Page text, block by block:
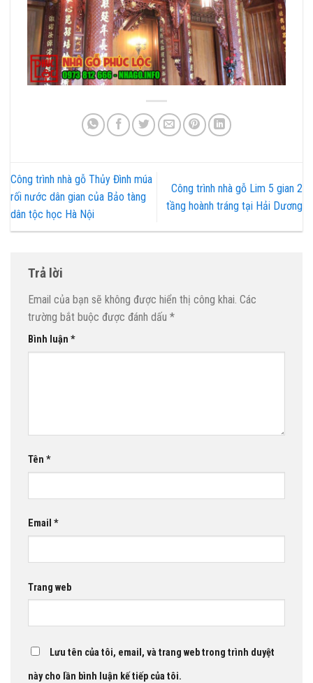
Công trình nhà gỗ Thủy Đình múa
rối nước dân gian của Bảo tàng
dân tộc học Hà Nội
Công trình nhà gỗ Lim 5 gian 2
tầng hoành tráng tại Hải Dương
Trả lời
Email của bạn sẽ không được hiển thị công khai. Các
trường bắt buộc được đánh dấu *
Bình luận *
Tên *
Email *
Trang web
Lưu tên của tôi, email, và trang web trong trình duyệt
này cho lần bình luận kế tiếp của tôi.